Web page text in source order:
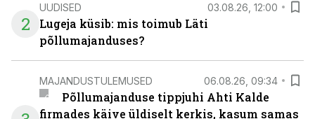
2
UUDISED 03.08.26, 12:00
Lugeja küsib: mis toimub Läti
põllumajanduses?
MAJANDUSTULEMUSED 06.08.26, 09:34
Põllumajanduse tippjuhi Ahti Kalde
firmades käive üldiselt kerkis, kasum samas